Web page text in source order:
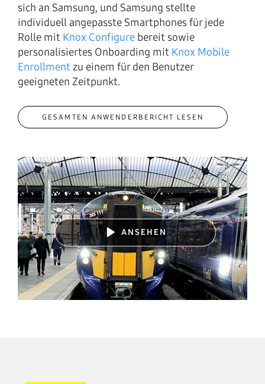
sich an Samsung, und Samsung stellte
individuell angepasste Smartphones für jede
Rolle mit Knox Configure bereit sowie
personalisiertes Onboarding mit Knox Mobile
Enrollmentzu einem für den Benutzer
geeigneten Zeitpunkt.
GESAMTEN ANWENDERBERICHT LESEN
ANSEHEN